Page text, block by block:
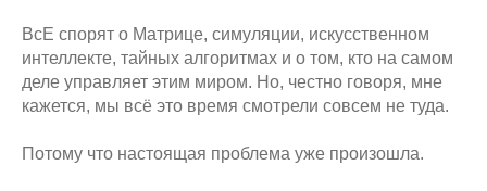
ВсЕ спорят о Матрице, симуляции, искусственном
интеллекте, тайных алгоритмах и о том, кто на самом
деле управляет этим миром. Но, честно говоря, мне
кажется, мы всё это время смотрели совсем не туда.
Потому что настоящая проблема уже произошла.